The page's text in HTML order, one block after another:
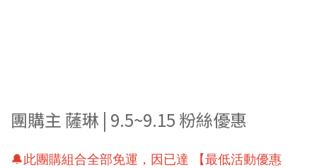
團購主 薩琳 | 9.5~9.15 粉絲優惠
🔔此團購組合全部免運，因已達 【最低活動優惠